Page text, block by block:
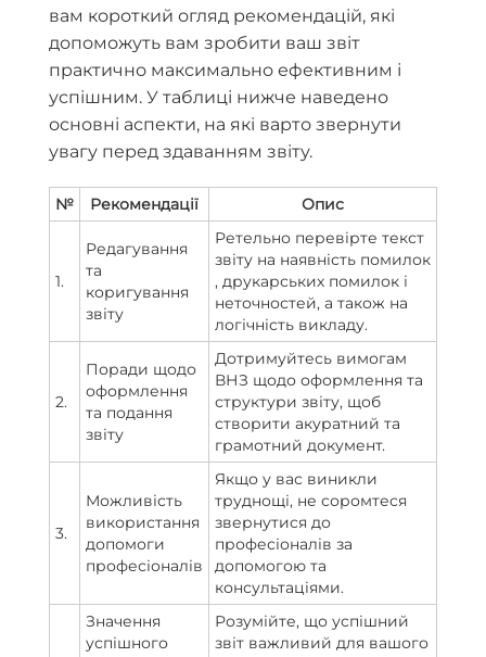
вам короткий огляд рекомендацій, які
допоможуть вам зробити ваш звіт
практично максимально ефективним і
успішним. У таблиці нижче наведено
основні аспекти, на які варто звернути
увагу перед здаванням звіту.
№ Рекомендації Опис
1.
Редагування
та
коригування
звіту
Ретельно перевірте текст
звіту на наявність помилок
, друкарських помилок і
неточностей, а також на
логічність викладу.
2.
Поради щодо
оформлення
та подання
звіту
Дотримуйтесь вимогам
ВНЗ щодо оформлення та
структури звіту, щоб
створити акуратний та
грамотний документ.
3.
Можливість
використання
допомоги
професіоналів
Якщо у вас виникли
труднощі, не соромтеся
звернутися до
професіоналів за
допомогою та
консультаціями.
Значення
успішного
Розумійте, що успішний
звіт важливий для вашого